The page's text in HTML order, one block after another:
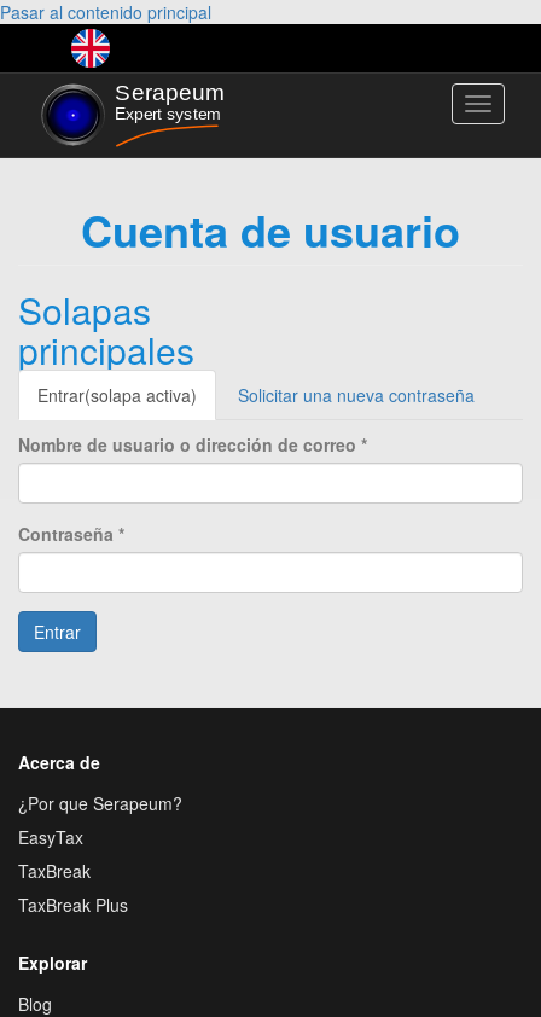
Pasar al contenido principal
Toggle
Cuenta de usuario
Solapas
principales
Entrar(solapa activa) Solicitar una nueva contraseña
Nombre de usuario o dirección de correo *
Contraseña *
Entrar
Acerca de
¿Por que Serapeum?
EasyTax
TaxBreak
TaxBreak Plus
Explorar
Blog